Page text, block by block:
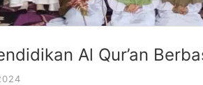
Al Qur’an